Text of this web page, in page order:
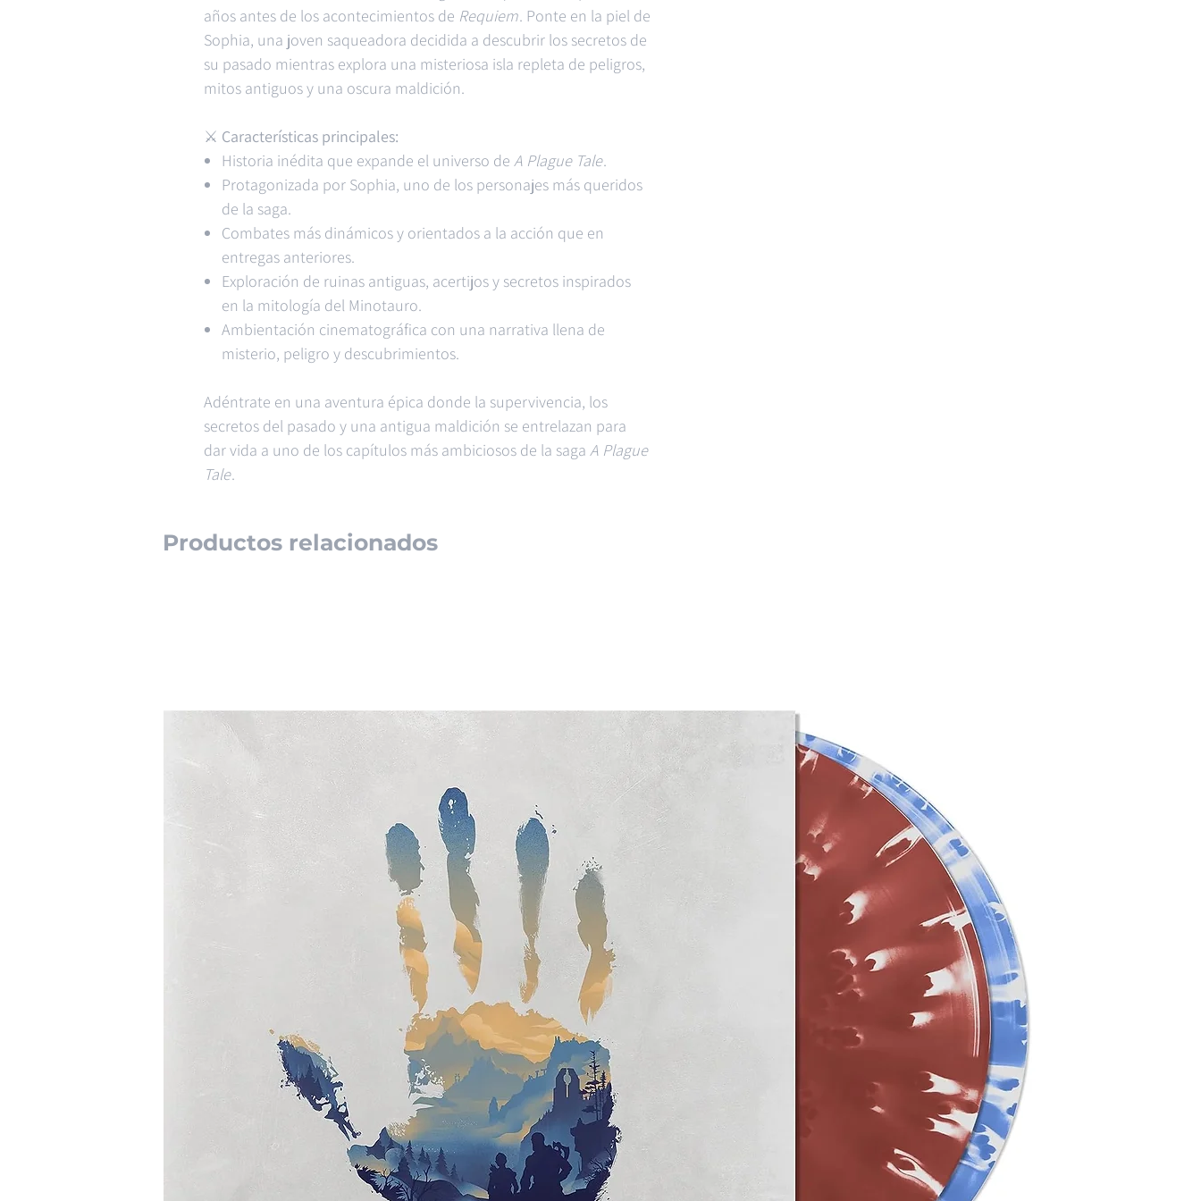
años antes de los acontecimientos de Requiem. Ponte en la piel de
Sophia, una joven saqueadora decidida a descubrir los secretos de
su pasado mientras explora una misteriosa isla repleta de peligros,
mitos antiguos y una oscura maldición.
⚔️ Características principales:
Historia inédita que expande el universo de A Plague Tale.
Protagonizada por Sophia, uno de los personajes más queridos
de la saga.
Combates más dinámicos y orientados a la acción que en
entregas anteriores.
Exploración de ruinas antiguas, acertijos y secretos inspirados
en la mitología del Minotauro.
Ambientación cinematográfica con una narrativa llena de
misterio, peligro y descubrimientos.
Adéntrate en una aventura épica donde la supervivencia, los
secretos del pasado y una antigua maldición se entrelazan para
dar vida a uno de los capítulos más ambiciosos de la saga A Plague
Tale.
Productos relacionados